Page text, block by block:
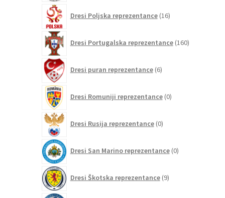
Dresi Poljska reprezentance 16izdelkov
Dresi Portugalska reprezentance 160izdelkov
Dresi puran reprezentance 6izdelkov
Dresi Romuniji reprezentance 0izdelkov
Dresi Rusija reprezentance 0izdelkov
Dresi San Marino reprezentance 0izdelkov
Dresi Škotska reprezentance 9izdelkov